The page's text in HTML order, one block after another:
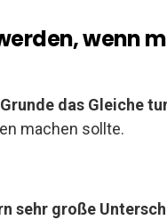
wenn
das Gleiche
machen sollte.
sehr große